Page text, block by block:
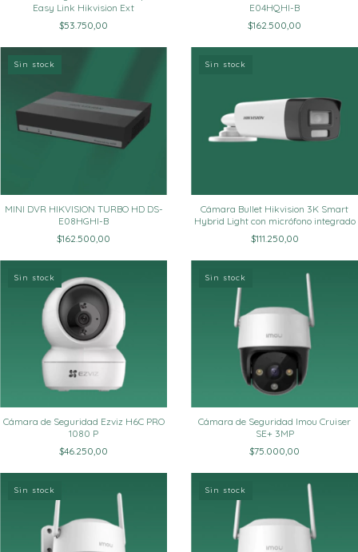
Easy Link Hikvision Ext
$53.750,00
E04HQHI-B
$162.500,00
Sin stock
MINI DVR HIKVISION TURBO HD DS-
E08HGHI-B
$162.500,00
Sin stock
Cámara Bullet Hikvision 3K Smart
Hybrid Light con micrófono integrado
$111.250,00
Sin stock
Cámara de Seguridad Ezviz H6C PRO
1080 P
$46.250,00
Sin stock
Cámara de Seguridad Imou Cruiser
SE+ 3MP
$75.000,00
Sin stock Sin stock